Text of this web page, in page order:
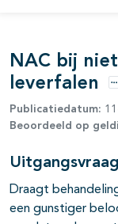
NAC bij
leverfalen
Publicatiedatum:
Beoordeeld op
Uitgangsvraag
Draagt
een gunstiger